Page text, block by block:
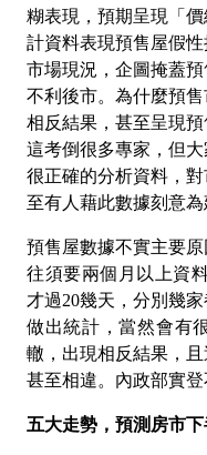
糊表現，預期呈現「
計資料表現預售屋假
市場現況，企圖掩蓋
不利後市。為什麼預
相反結果，甚至呈現
這考倒很多專家，但
很正確的分析資料，
至有人藉此數據刻意為
預售屋數據不實主要
往須要兩個月以上資
才過20幾天，分別幾
做出統計，當然會有
轍，出現相反結果，
甚至相違。內政部實登
五大走勢，預測房市